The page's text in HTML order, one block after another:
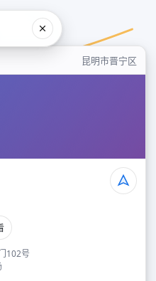
昆明市晋宁区
102号